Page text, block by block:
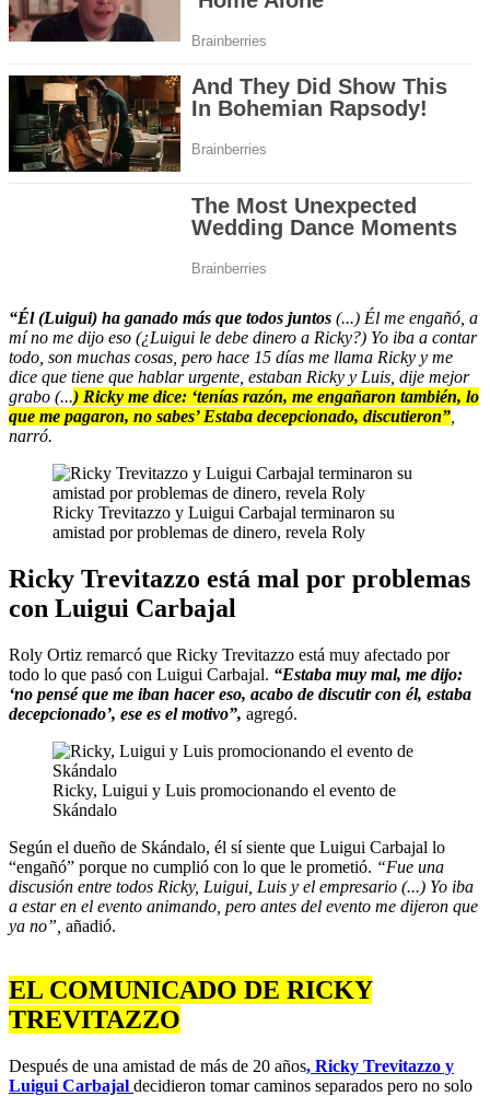
“Él (Luigui) ha ganado más que todos juntos (...) Él me engañó, a
mí no me dijo eso (¿Luigui le debe dinero a Ricky?) Yo iba a contar
todo, son muchas cosas, pero hace 15 días me llama Ricky y me
dice que tiene que hablar urgente, estaban Ricky y Luis, dije mejor
grabo (...) Ricky me dice: ‘tenías razón, me engañaron también, lo
que me pagaron, no sabes’ Estaba decepcionado, discutieron”,
narró.
Ricky Trevitazzo y Luigui Carbajal terminaron su
amistad por problemas de dinero, revela Roly
Ricky Trevitazzo está mal por problemas
con Luigui Carbajal
Roly Ortiz remarcó que Ricky Trevitazzo está muy afectado por
todo lo que pasó con Luigui Carbajal. “Estaba muy mal, me dijo:
‘no pensé que me iban hacer eso, acabo de discutir con él, estaba
decepcionado’, ese es el motivo”, agregó.
Ricky, Luigui y Luis promocionando el evento de
Skándalo
Según el dueño de Skándalo, él sí siente que Luigui Carbajal lo
“engañó” porque no cumplió con lo que le prometió. “Fue una
discusión entre todos Ricky, Luigui, Luis y el empresario (...) Yo iba
a estar en el evento animando, pero antes del evento me dijeron que
ya no”, añadió.
EL COMUNICADO DE RICKY
TREVITAZZO
Después de una amistad de más de 20 años, Ricky Trevitazzo y
Luigui Carbajal decidieron tomar caminos separados pero no solo